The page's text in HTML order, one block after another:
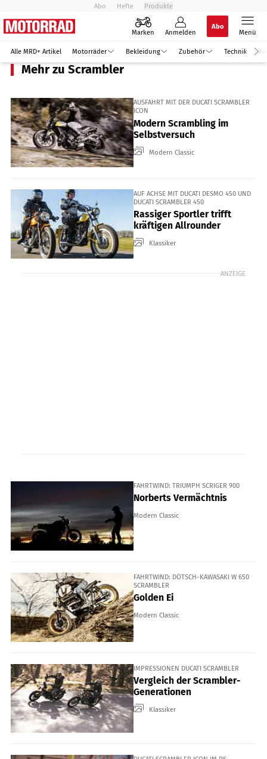
Abo Hefte Produkte
Marken Anmelden
Abo
Menü
Alle MRD+ Artikel Motorräder Bekleidung Zubehör Technik
Mehr zu Scrambler
AUSFAHRT MIT DER DUCATI SCRAMBLER
ICON
Modern Scrambling im
Selbstversuch
Modern Classic
AUF ACHSE MIT DUCATI DESMO 450 UND
DUCATI SCRAMBLER 450
Rassiger Sportler trifft
kräftigen Allrounder
Klassiker
ANZEIGE
FAHRTWIND: TRIUMPH SCRIGER 900
Norberts Vermächtnis
Modern Classic
FAHRTWIND: DÖTSCH-KAWASAKI W 650
SCRAMBLER
Golden Ei
Modern Classic
IMPRESSIONEN DUCATI SCRAMBLER
Vergleich der Scrambler-
Generationen
Klassiker